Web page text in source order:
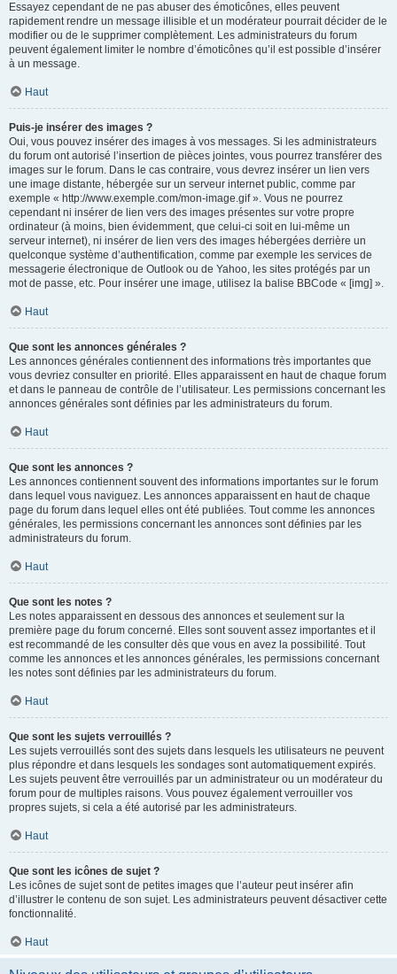
Essayez cependant de ne pas abuser des émoticônes, elles peuvent
rapidement rendre un message illisible et un modérateur pourrait décider de le
modifier ou de le supprimer complètement. Les administrateurs du forum
peuvent également limiter le nombre d’émoticônes qu’il est possible d’insérer
à un message.
Haut
Puis-je insérer des images ?
Oui, vous pouvez insérer des images à vos messages. Si les administrateurs
du forum ont autorisé l’insertion de pièces jointes, vous pourrez transférer des
images sur le forum. Dans le cas contraire, vous devrez insérer un lien vers
une image distante, hébergée sur un serveur internet public, comme par
exemple « http://www.exemple.com/mon-image.gif ». Vous ne pourrez
cependant ni insérer de lien vers des images présentes sur votre propre
ordinateur (à moins, bien évidemment, que celui-ci soit en lui-même un
serveur internet), ni insérer de lien vers des images hébergées derrière un
quelconque système d’authentification, comme par exemple les services de
messagerie électronique de Outlook ou de Yahoo, les sites protégés par un
mot de passe, etc. Pour insérer une image, utilisez la balise BBCode « [img] ».
Haut
Que sont les annonces générales ?
Les annonces générales contiennent des informations très importantes que
vous devriez consulter en priorité. Elles apparaissent en haut de chaque forum
et dans le panneau de contrôle de l’utilisateur. Les permissions concernant les
annonces générales sont définies par les administrateurs du forum.
Haut
Que sont les annonces ?
Les annonces contiennent souvent des informations importantes sur le forum
dans lequel vous naviguez. Les annonces apparaissent en haut de chaque
page du forum dans lequel elles ont été publiées. Tout comme les annonces
générales, les permissions concernant les annonces sont définies par les
administrateurs du forum.
Haut
Que sont les notes ?
Les notes apparaissent en dessous des annonces et seulement sur la
première page du forum concerné. Elles sont souvent assez importantes et il
est recommandé de les consulter dès que vous en avez la possibilité. Tout
comme les annonces et les annonces générales, les permissions concernant
les notes sont définies par les administrateurs du forum.
Haut
Que sont les sujets verrouillés ?
Les sujets verrouillés sont des sujets dans lesquels les utilisateurs ne peuvent
plus répondre et dans lesquels les sondages sont automatiquement expirés.
Les sujets peuvent être verrouillés par un administrateur ou un modérateur du
forum pour de multiples raisons. Vous pouvez également verrouiller vos
propres sujets, si cela a été autorisé par les administrateurs.
Haut
Que sont les icônes de sujet ?
Les icônes de sujet sont de petites images que l’auteur peut insérer afin
d’illustrer le contenu de son sujet. Les administrateurs peuvent désactiver cette
fonctionnalité.
Haut